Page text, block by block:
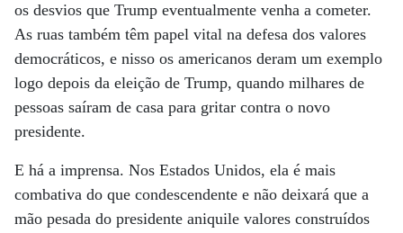
os desvios que Trump eventualmente venha a cometer.
As ruas também têm papel vital na defesa dos valores
democráticos, e nisso os americanos deram um exemplo
logo depois da eleição de Trump, quando milhares de
pessoas saíram de casa para gritar contra o novo
presidente.
E há a imprensa. Nos Estados Unidos, ela é mais
combativa do que condescendente e não deixará que a
mão pesada do presidente aniquile valores construídos